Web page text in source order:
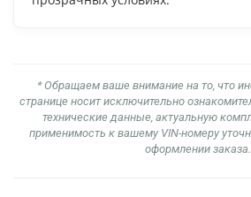
* Обращаем ваше внимание на то, что
странице носит исключительно
технические данные, актуальную
применимость к вашему VIN-номеру
оформлении заказа.